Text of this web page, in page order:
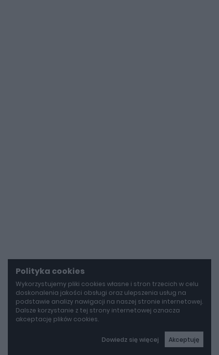
Polityka cookies
Wykorzystujemy pliki cookies własne i stron trzecich w celu
doskonalenia jakości obsługi oraz ulepszenia usług na
podstawie analizy nawigacji na naszej stronie internetowej.
Dalsze korzystanie z tej strony internetowej oznacza
akceptację plików cookies.
Dowiedz się więcej Akceptuję